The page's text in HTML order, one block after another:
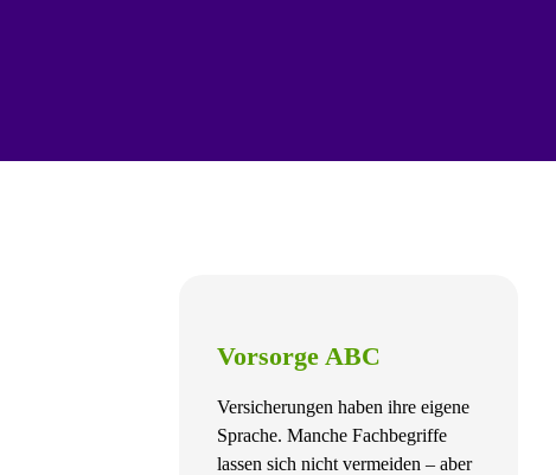
Vorsorge ABC
Versicherungen haben ihre eigene
Sprache. Manche Fachbegriffe
lassen sich nicht vermeiden – aber